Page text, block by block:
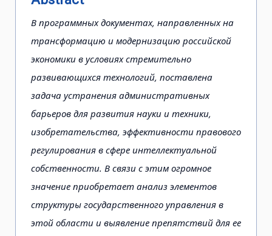
В программных документах, направленных на
трансформацию и модернизацию российской
экономики в условиях стремительно
развивающихся технологий, поставлена
задача устранения административных
барьеров для развития науки и техники,
изобретательства, эффективности правового
регулирования в сфере интеллектуальной
собственности. В связи с этим огромное
значение приобретает анализ элементов
структуры государственного управления в
этой области и выявление препятствий для ее